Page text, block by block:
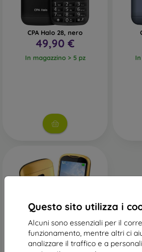
Questo sito utilizza i
Alcuni sono essenziali per il
funzionamento, mentre altri ci
analizzare il traffico e a
CPA Halo 28, nero
49,90 €
In magazzino > 5 pz